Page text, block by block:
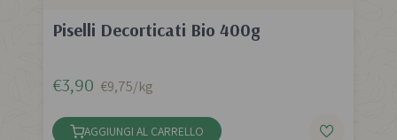
Piselli Decorticati Bio 400g
€3,90 €9,75/kg
AGGIUNGI AL CARRELLO